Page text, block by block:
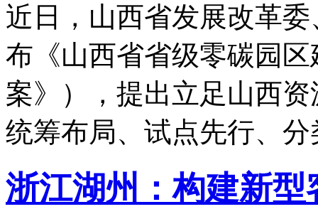
近日，山西省发展改革
布《山西省省级零碳园
案》），提出立足山西
统筹布局、试点先行、分
浙江湖州：构建新